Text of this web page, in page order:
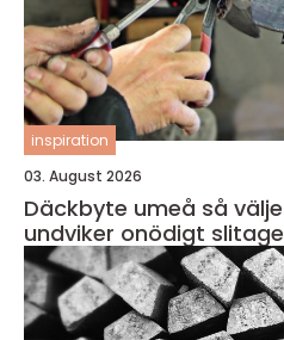
inspiration
03. August 2026
Däckbyte umeå så väljer du rätt service och
undviker onödigt slitage